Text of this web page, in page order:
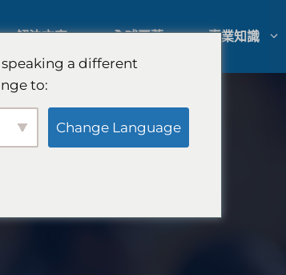
解決方案
定性與定量研究
全球覆蓋 專業知識
a different
to:
Change Language